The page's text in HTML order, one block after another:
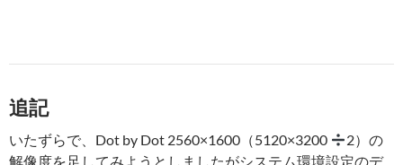
追記
いたずらで、Dot by Dot 2560×1600（5120×3200
2）の
解像度を足してみようとしましたがシステム環境設定のデ